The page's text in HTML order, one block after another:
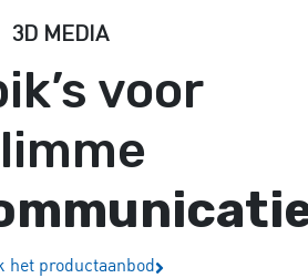
3D MEDIA
voor
het productaanbod